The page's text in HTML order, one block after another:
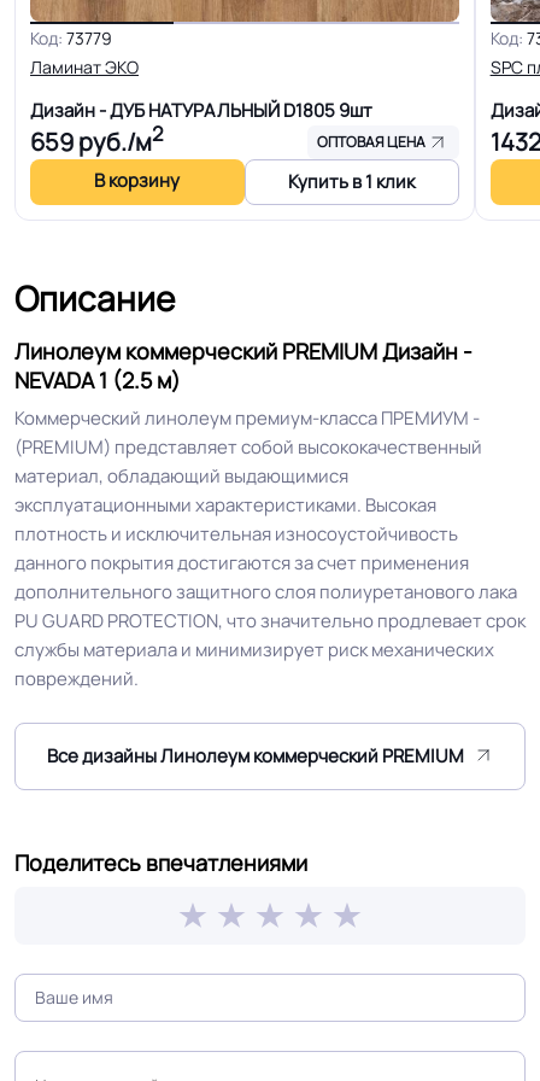
Ширина
Толщина 2.0 мм
Область применения
Для кабинета, Для коридора, Для
офиса, Для переговорной
завода, Для склада, Для цеха
серверные
Допуск изменения
толщин
+-10% мм
Класс горючести
КМ 2 по ФЗ 123 от 22.07.2008г, где
Класс
Устойчивость к химии Отличная
0.70 мм (700) мкм
Допуск изменения
рабочего слоя
Код: 73779
Ламинат ЭКО
Дизайн - ДУБ НАТУРАЛЬНЫЙ D18059шт
659руб./м2 ОПТОВАЯ ЦЕНА
В корзину Купить в 1 клик
Код:
SPC
1432
Описание
Линолеум коммерческий PREMIUM Дизайн -
NEVADA 1 (2.5 м)
Коммерческий линолеум премиум-класса ПРЕМИУМ -
(PREMIUM) представляет собой высококачественный
материал, обладающий выдающимися
эксплуатационными характеристиками. Высокая
плотность и исключительная износоустойчивость
данного покрытия достигаются за счет применения
дополнительного защитного слоя полиуретанового лака
PU GUARD PROTECTION, что значительно продлевает срок
службы материала и минимизирует риск механических
повреждений.
Все дизайны Линолеум коммерческий PREMIUM
Поделитесь впечатлениями